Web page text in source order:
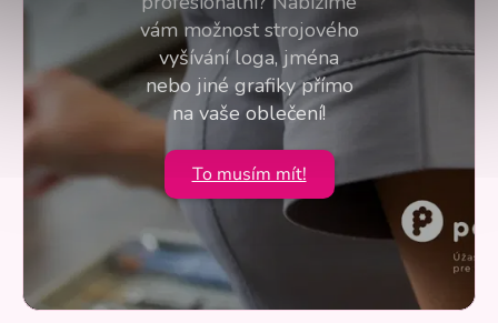
vám možnost strojového
vyšívání loga, jména
nebo jiné grafiky přímo
na vaše oblečení!
To musím mít!